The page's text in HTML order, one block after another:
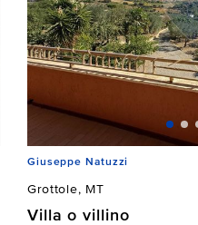
Giuseppe Natuzzi
Grottole, MT
Villa o villino